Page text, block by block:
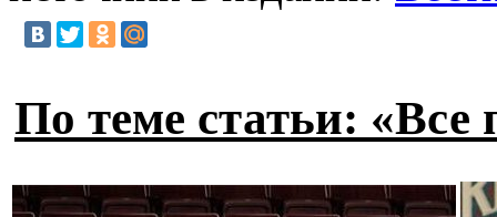
По теме статьи: